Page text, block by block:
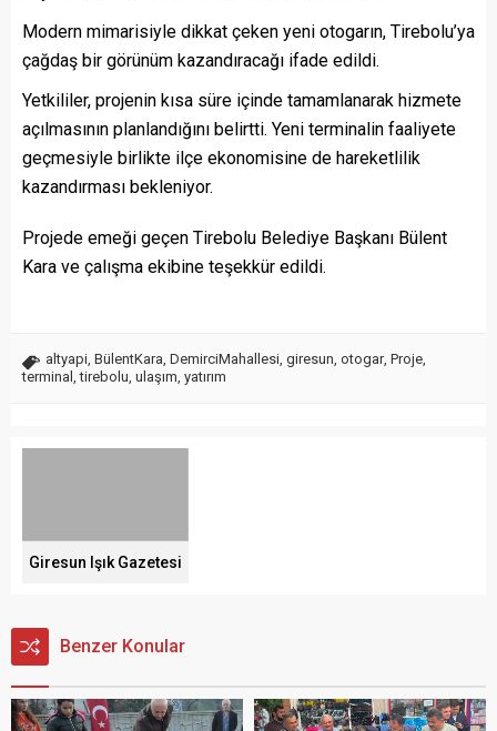
Modern mimarisiyle dikkat çeken yeni otogarın, Tirebolu’ya
çağdaş bir görünüm kazandıracağı ifade edildi.
Yetkililer, projenin kısa süre içinde tamamlanarak hizmete
açılmasının planlandığını belirtti. Yeni terminalin faaliyete
geçmesiyle birlikte ilçe ekonomisine de hareketlilik
kazandırması bekleniyor.
Projede emeği geçen Tirebolu Belediye Başkanı Bülent
Kara ve çalışma ekibine teşekkür edildi.
altyapi BülentKara DemirciMahallesi giresun otogar, Proje
terminal ,tirebolu ulaşım yatırım
Giresun Işık Gazetesi
Benzer Konular